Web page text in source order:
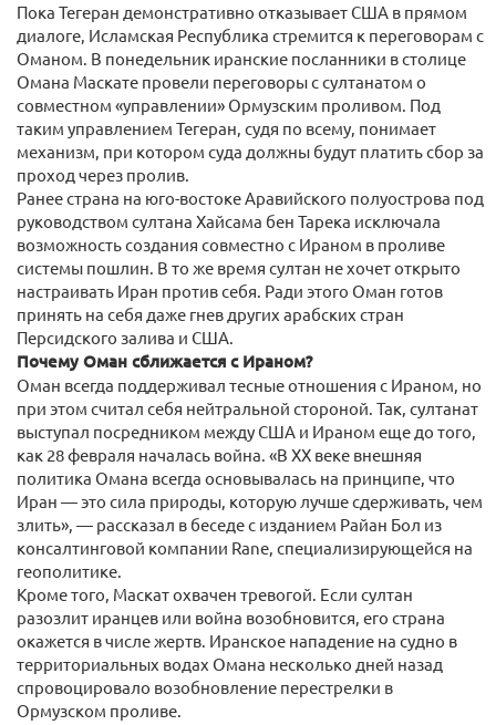
Пока Тегеран демонстративно отказывает США в прямом
диалоге, Исламская Республика стремится к переговорам с
Оманом. В понедельник иранские посланники в столице
Омана Маскате провели переговоры с султанатом о
совместном «управлении» Ормузским проливом. Под
таким управлением Тегеран, судя по всему, понимает
механизм, при котором суда должны будут платить сбор за
проход через пролив.
Ранее страна на юго-востоке Аравийского полуострова под
руководством султана Хайсама бен Тарека исключала
возможность создания совместно с Ираном в проливе
системы пошлин. В то же время султан не хочет открыто
настраивать Иран против себя. Ради этого Оман готов
принять на себя даже гнев других арабских стран
Персидского залива и США.
Почему Оман сближается с Ираном?
Оман всегда поддерживал тесные отношения с Ираном, но
при этом считал себя нейтральной стороной. Так, султанат
выступал посредником между США и Ираном еще до того,
как 28 февраля началась война. «В XX веке внешняя
политика Омана всегда основывалась на принципе, что
Иран — это сила природы, которую лучше сдерживать, чем
злить», — рассказал в беседе с изданием Райан Бол из
консалтинговой компании Rane, специализирующейся на
геополитике.
Кроме того, Маскат охвачен тревогой. Если султан
разозлит иранцев или война возобновится, его страна
окажется в числе жертв. Иранское нападение на судно в
территориальных водах Омана несколько дней назад
спровоцировало возобновление перестрелки в
Ормузском проливе.